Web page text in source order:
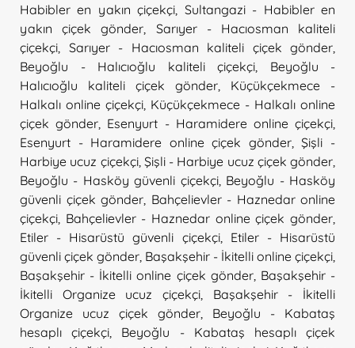
Habibler en yakın çiçekçi Sultangazi - Habibler en
yakın çiçek gönder
Sarıyer - Hacıosman kaliteli
çiçekçi
Sarıyer - Hacıosman kaliteli çiçek gönder
Beyoğlu - Halıcıoğlu kaliteli çiçekçi
Beyoğlu -
Halıcıoğlu kaliteli çiçek gönder
Küçükçekmece -
Halkalı online çiçekçi Küçükçekmece - Halkalı online
çiçek gönder Esenyurt - Haramidere online çiçekçi
Esenyurt - Haramidere online çiçek gönder,Şişli -
Harbiye ucuz çiçekçi, Şişli - Harbiye ucuz çiçek gönder
Beyoğlu - Hasköy güvenli çiçekçi, Beyoğlu - Hasköy
güvenli çiçek gönder Bahçelievler - Haznedar online
çiçekçi Bahçelievler - Haznedar online çiçek gönder
Etiler - Hisarüstü güvenli çiçekçi, Etiler - Hisarüstü
güvenli çiçek gönder Başakşehir - İkitelli online çiçekçi
Başakşehir - İkitelli online çiçek gönder, Başakşehir -
İkitelli Organize ucuz çiçekçi
Başakşehir - İkitelli
Organize ucuz çiçek gönder
Beyoğlu - Kabataş
hesaplı çiçekçi
Beyoğlu - Kabataş hesaplı çiçek